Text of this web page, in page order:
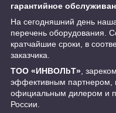
гарантийное
На сегодняшний день
перечень оборудования.
кратчайшие сроки, в
заказчика.
ТОО «ИНBOЛbT» ,
эффективным партнером,
официальным дилером и
России.